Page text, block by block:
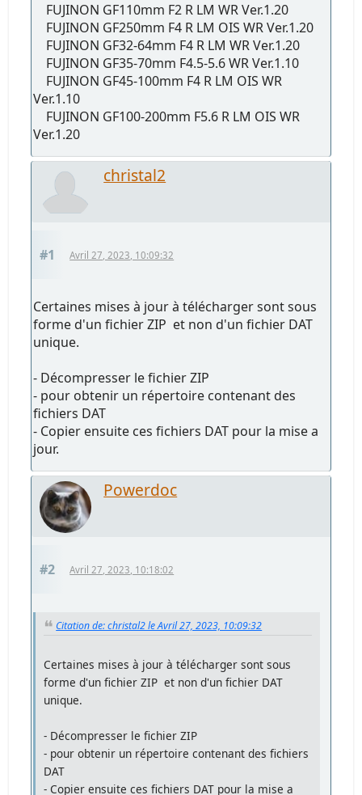
FUJINON GF110mm F2 R LM WR Ver.1.20
FUJINON GF250mm F4 R LM OIS WR Ver.1.20
FUJINON GF32-64mm F4 R LM WR Ver.1.20
FUJINON GF35-70mm F4.5-5.6 WR Ver.1.10
FUJINON GF45-100mm F4 R LM OIS WR
Ver.1.10
FUJINON GF100-200mm F5.6 R LM OIS WR
Ver.1.20
christal2
#1 Avril 27, 2023, 10:09:32
Certaines mises à jour à télécharger sont sous
forme d'un fichier ZIP et non d'un fichier DAT
unique.
- Décompresser le fichier ZIP
- pour obtenir un répertoire contenant des
fichiers DAT
- Copier ensuite ces fichiers DAT pour la mise a
jour.
Powerdoc
#2 Avril 27, 2023, 10:18:02
Citation de: christal2 le Avril 27, 2023, 10:09:32
Certaines mises à jour à télécharger sont sous
forme d'un fichier ZIP et non d'un fichier DAT
unique.
- Décompresser le fichier ZIP
- pour obtenir un répertoire contenant des fichiers
DAT
- Copier ensuite ces fichiers DAT pour la mise a